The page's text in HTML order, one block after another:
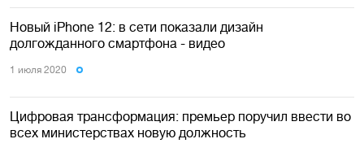
Новый iPhone 12: в сети показали дизайн
долгожданного смартфона - видео
1 июля 2020
Цифровая трансформация: премьер поручил ввести во
всех министерствах новую должность